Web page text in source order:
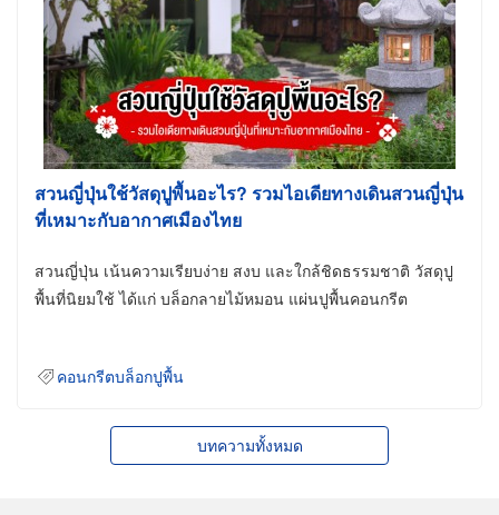
สวนญี่ปุ่นใช้วัสดุปูพื้นอะไร? รวมไอเดียทางเดินสวนญี่ปุ่น
ที่เหมาะกับอากาศเมืองไทย
สวนญี่ปุ่น เน้นความเรียบง่าย สงบ และใกล้ชิดธรรมชาติ วัสดุปู
พื้นที่นิยมใช้ ได้แก่ บล็อกลายไม้หมอน แผ่นปูพื้นคอนกรีต
คอนกรีตบล็อกปูพื้น
บทความทั้งหมด